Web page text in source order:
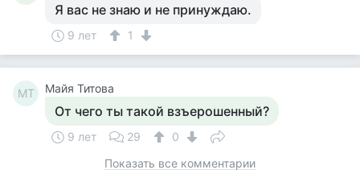
Я вас не знаю и не принуждаю.
9 лет 1
МТ Майя Титова
От чего ты такой взъерошенный?
9 лет 29
0
Показать все комментарии